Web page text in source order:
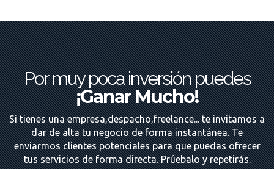
Por muy poca inversión puedes
¡Ganar Mucho!
Si tienes una empresa,despacho,freelance... te invitamos a
dar de alta tu negocio de forma instantánea. Te
enviarmos clientes potenciales para que puedas ofrecer
tus servicios de forma directa. Prúebalo y repetirás.